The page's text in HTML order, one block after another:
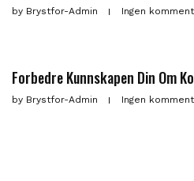
by Brystfor-Admin Ingen
Forbedre Kunnskapen Din Om
by Brystfor-Admin Ingen